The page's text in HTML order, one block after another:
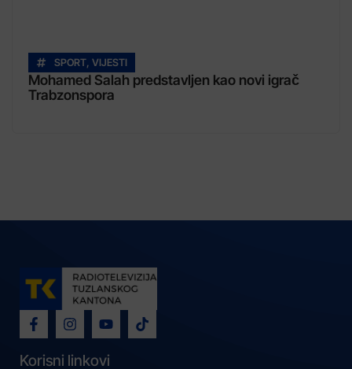
SPORT VIJESTI
Mohamed Salah predstavljen kao novi igrač
Trabzonspora
Korisni linkovi